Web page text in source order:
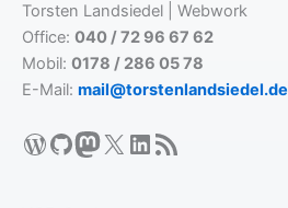
Torsten Landsiedel | Webwork
Office: 040 / 72 96 67 62
Mobil: 0178 / 286 05 78
E-Mail: mail@torstenlandsiedel.de
WordPress
GitHub
Mastodon
X LinkedIn
RSS-Feed